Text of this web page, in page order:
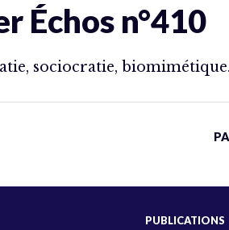
Échos n°410
sociocratie,
PUBLICATIONS